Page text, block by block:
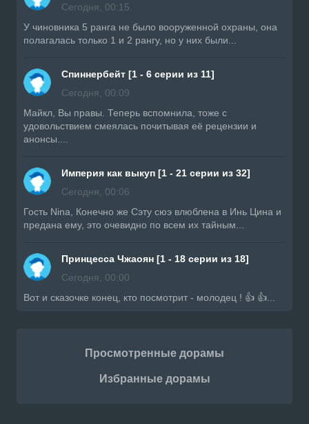
Сегодня, 00:15
У чиновника 5 ранга не было вооруженной охраны, она
полагалась только 1 и 2 рангу, но у них были...
Спиннербейт [1 - 6 серии из 11]
Сегодня, 00:09
Майкл, Вы правы. Теперь вспомнила, тоже с
удовольствием смеялась почитывая её рецензии и
анонсы....
Империя как выкуп [1 - 21 серии из 32]
Сегодня, 00:06
Гость Nina, Конечно же Сэту сюэ влюблена в Инь Цина и
предана ему, это очевидно по всем их тайным...
Принцесса Чжаоян [1 - 18 серии из 18]
Сегодня, 00:00
Вот и сказочке конец, кто посмотрит - молодец ! 👍 👍...
Просмотренные дорамы
Избранные дорамы